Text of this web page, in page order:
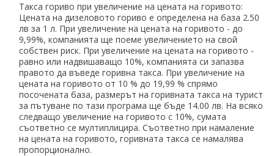
Такса гориво при увеличение на цената на горивото:
Цената на дизеловото гориво е определена на база 2.50
лв за 1 л. При увеличение на цената на горивото - до
9,99%, компанията ще поеме увеличението на свой
собствен риск. При увеличение на цената на горивото -
равно или надвишаващо 10%, компанията си запазва
правото да въведе горивна такса. При увеличение на
цената на горивото от 10 % до 19,99 % спрямо
посочената база, размерът на горивната такса на турист
за пътуване по тази програма ще бъде 14.00 лв. На всяко
следващо увеличение на горивото с 10%, сумата
съответно се мултиплицира. Съответно при намаление
на цената на горивото, горивната такса се намалява
пропорционално.